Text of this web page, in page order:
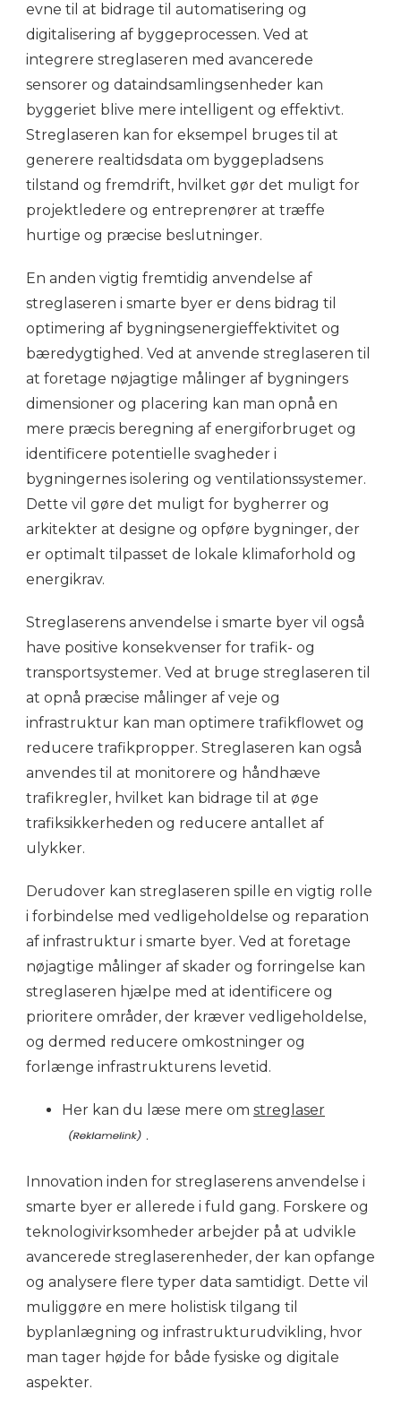
evne til at bidrage til automatisering og
digitalisering af byggeprocessen. Ved at
integrere streglaseren med avancerede
sensorer og dataindsamlingsenheder kan
byggeriet blive mere intelligent og effektivt.
Streglaseren kan for eksempel bruges til at
generere realtidsdata om byggepladsens
tilstand og fremdrift, hvilket gør det muligt for
projektledere og entreprenører at træffe
hurtige og præcise beslutninger.
En anden vigtig fremtidig anvendelse af
streglaseren i smarte byer er dens bidrag til
optimering af bygningsenergieffektivitet og
bæredygtighed. Ved at anvende streglaseren til
at foretage nøjagtige målinger af bygningers
dimensioner og placering kan man opnå en
mere præcis beregning af energiforbruget og
identificere potentielle svagheder i
bygningernes isolering og ventilationssystemer.
Dette vil gøre det muligt for bygherrer og
arkitekter at designe og opføre bygninger, der
er optimalt tilpasset de lokale klimaforhold og
energikrav.
Streglaserens anvendelse i smarte byer vil også
have positive konsekvenser for trafik- og
transportsystemer. Ved at bruge streglaseren til
at opnå præcise målinger af veje og
infrastruktur kan man optimere trafikflowet og
reducere trafikpropper. Streglaseren kan også
anvendes til at monitorere og håndhæve
trafikregler, hvilket kan bidrage til at øge
trafiksikkerheden og reducere antallet af
ulykker.
Derudover kan streglaseren spille en vigtig rolle
i forbindelse med vedligeholdelse og reparation
af infrastruktur i smarte byer. Ved at foretage
nøjagtige målinger af skader og forringelse kan
streglaseren hjælpe med at identificere og
prioritere områder, der kræver vedligeholdelse,
og dermed reducere omkostninger og
forlænge infrastrukturens levetid.
Her kan du læse mere om streglaser
.
Innovation inden for streglaserens anvendelse i
smarte byer er allerede i fuld gang. Forskere og
teknologivirksomheder arbejder på at udvikle
avancerede streglaserenheder, der kan opfange
og analysere flere typer data samtidigt. Dette vil
muliggøre en mere holistisk tilgang til
byplanlægning og infrastrukturudvikling, hvor
man tager højde for både fysiske og digitale
aspekter.